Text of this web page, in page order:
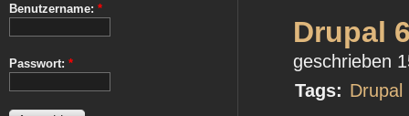
Benutzername: *
Passwort: *
Drupal
geschrieben
Tags: Drupal